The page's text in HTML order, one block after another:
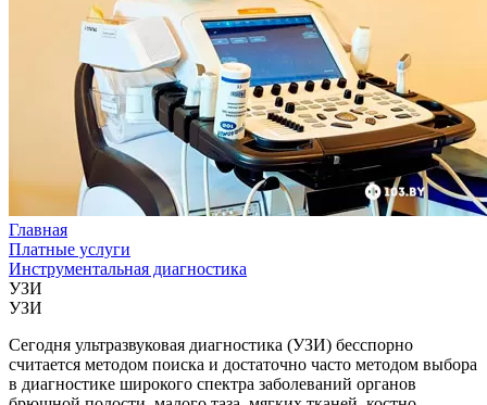
Главная
Платные услуги
Инструментальная диагностика
УЗИ
УЗИ
Сегодня ультразвуковая диагностика (УЗИ) бесспорно
считается методом поиска и достаточно часто методом выбора
в диагностике широкого спектра заболеваний органов